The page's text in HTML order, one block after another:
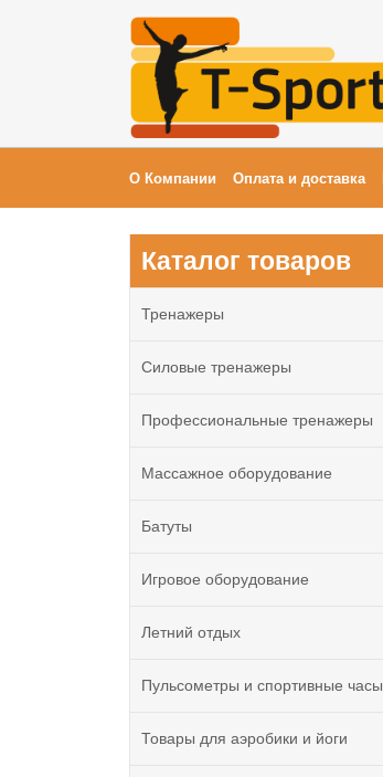
О Компании Оплата и доставка
Каталог товаров
Тренажеры
Силовые тренажеры
Профессиональные тренажеры
Массажное оборудование
Батуты
Игровое оборудование
Летний отдых
Пульсометры и спортивные часы
Товары для аэробики и йоги